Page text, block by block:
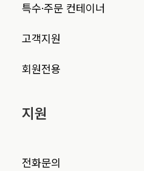
특수·주문 컨테이너
고객지원
회원전용
지원
전화문의